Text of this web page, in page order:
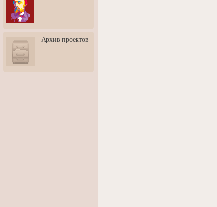
3: Обусловленности
человека и их влияние на
карьеру
скульптором Дмитрием
Тугариновым
АртБульвар в День города
Архив проектов